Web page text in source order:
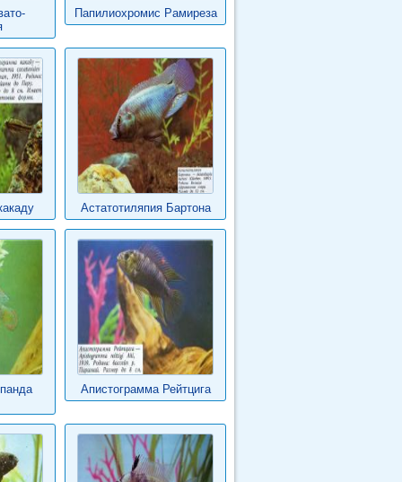
Папилиохромис Рамиреза
Астатотиляпия Бартона
Апистограмма Рейтцига